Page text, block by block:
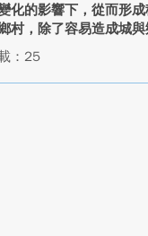
化的影響下，從而形
村，除了容易造成城
：25